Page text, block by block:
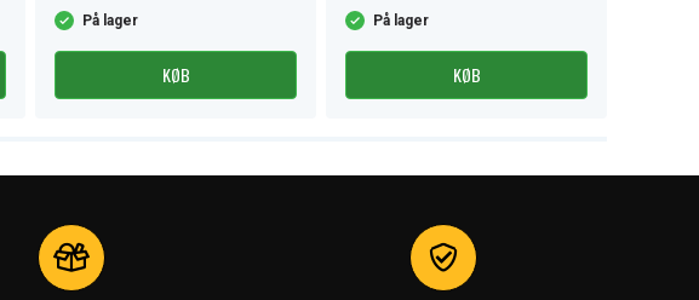
På lager
KØB
På lager
KØB